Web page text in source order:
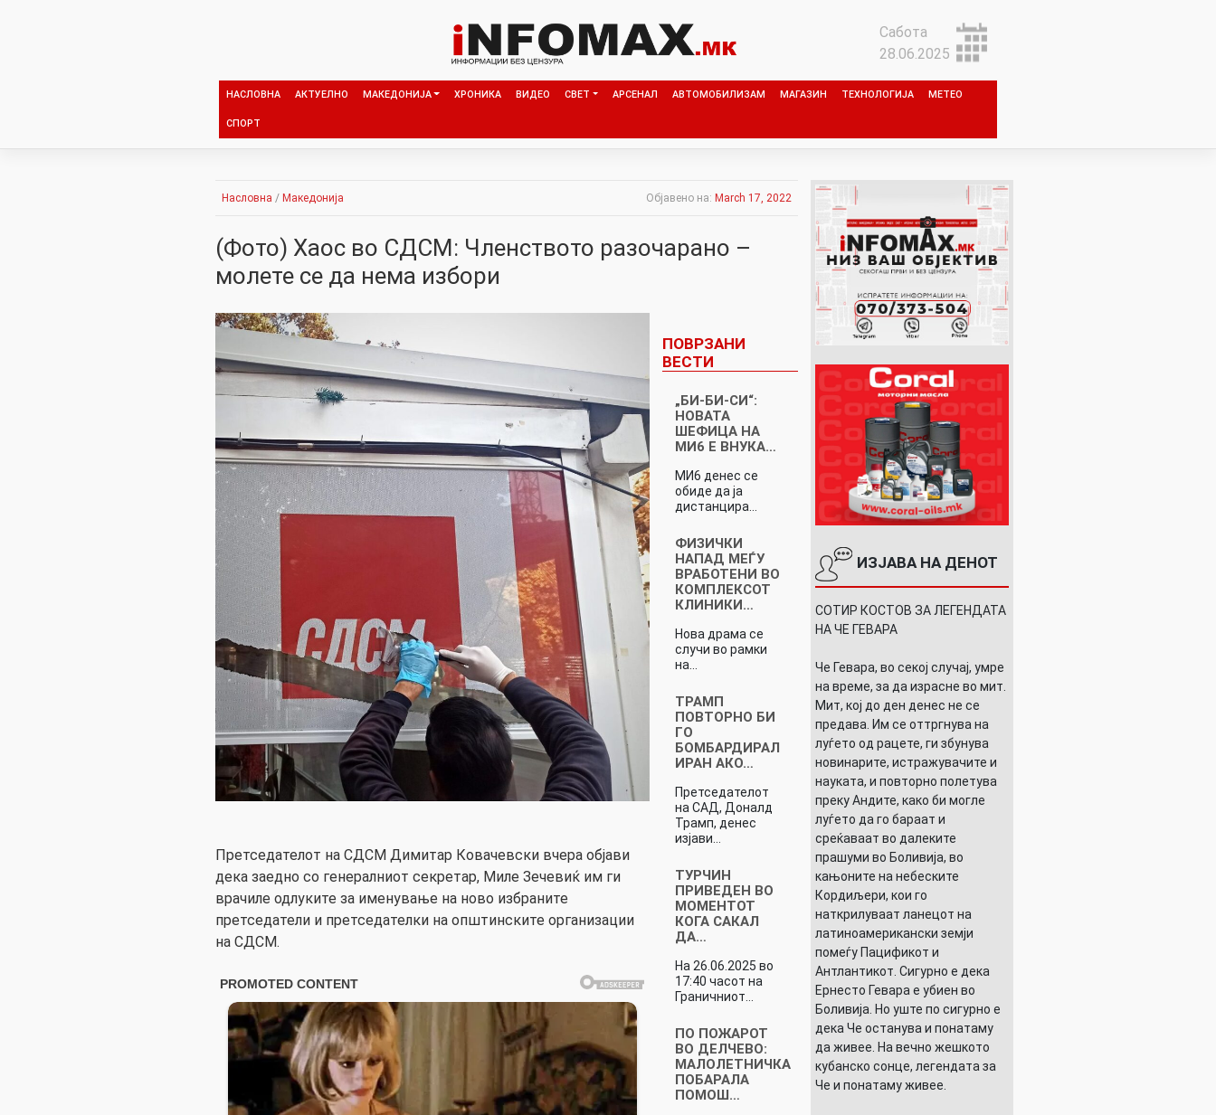
Сабота
28.06.2025
НАСЛОВНА АКТУЕЛНО МАКЕДОНИЈА ХРОНИКА ВИДЕО СВЕТ АРСЕНАЛ АВТОМОБИЛИЗАМ МАГАЗИН ТЕХНОЛОГИЈА МЕТЕО
СПОРТ
Насловна / Македонија Објавено на: March 17, 2022
(Фото) Хаос во СДСМ: Членството разочарано –
молете се да нема избори
Претседателот на СДСМ Димитар Ковачевски вчера објави
дека заедно со генералниот секретар, Миле Зечевиќ им ги
врачиле одлуките за именување на ново избраните
претседатели и претседателки на општинските организации
на СДСМ.
ПОВРЗАНИ
ВЕСТИ
„БИ-БИ-СИ“:
НОВАТА
ШЕФИЦА НА
МИ6 Е ВНУКА…
МИ6 денес се
обиде да ја
дистанцира…
ФИЗИЧКИ
НАПАД МЕЃУ
ВРАБОТЕНИ ВО
КОМПЛЕКСОТ
КЛИНИКИ…
Нова драма се
случи во рамки
на…
ТРАМП
ПОВТОРНО БИ
ГО
БОМБАРДИРАЛ
ИРАН АКО…
Претседателот
на САД, Доналд
Трамп, денес
изјави…
ТУРЧИН
ПРИВЕДЕН ВО
МОМЕНТОТ
КОГА САКАЛ
ДА…
На 26.06.2025 во
17:40 часот на
Граничниот…
ПО ПОЖАРОТ
ВО ДЕЛЧЕВО:
МАЛОЛЕТНИЧКА
ПОБАРАЛА
ПОМОШ…
ИЗЈАВА НА ДЕНОТ
СОТИР КОСТОВ ЗА ЛЕГЕНДАТА
НА ЧЕ ГЕВАРА
Че Гевара, во секој случај, умре
на време, за да израсне во мит.
Мит, кој до ден денес не се
предава. Им се оттргнува на
луѓето од рацете, ги збунува
новинарите, истражувачите и
науката, и повторно полетува
преку Андите, како би могле
луѓето да го бараат и
среќаваат во далеките
прашуми во Боливија, во
кањоните на небеските
Кордиљери, кои го
наткрилуваат ланецот на
латиноамерикански земји
помеѓу Пацификот и
Антлантикот. Сигурно е дека
Ернесто Гевара е убиен во
Боливија. Но уште по сигурно е
дека Че останува и понатаму
да живее. На вечно жешкото
кубанско сонце, легендата за
Че и понатаму живее.